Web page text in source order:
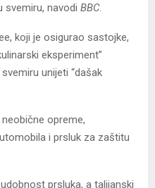
svemiru, navodi BBC.
koji je osigurao sastojke,
eksperiment”
unijeti “dašak
opreme,
i prsluk za zaštitu
prsluka, a talijanski